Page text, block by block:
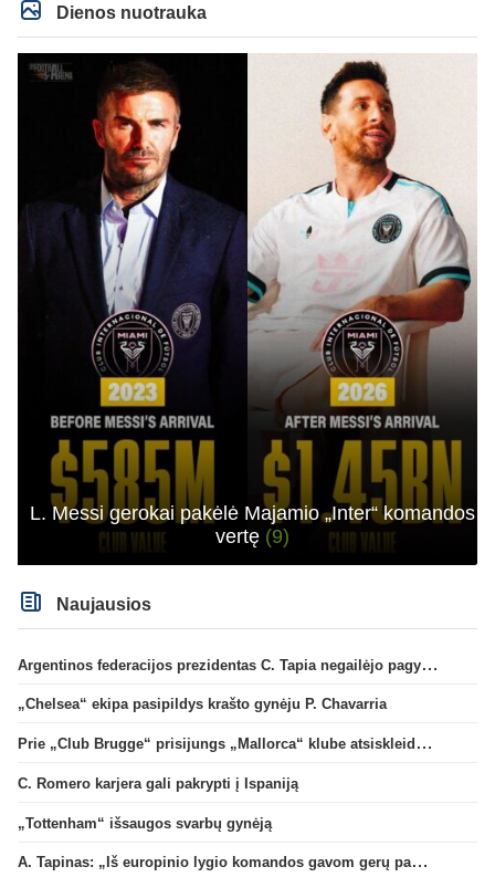
Dienos nuotrauka
L. Messi gerokai pakėlė Majamio „Inter“ komandos
vertę (9)
Naujausios
Argentinos federacijos prezidentas C. Tapia negailėjo pagyrų G. Infantino
„Chelsea“ ekipa pasipildys krašto gynėju P. Chavarria
Prie „Club Brugge“ prisijungs „Mallorca“ klube atsiskleidęs J. Virgili
C. Romero karjera gali pakrypti į Ispaniją
„Tottenham“ išsaugos svarbų gynėją
A. Tapinas: „Iš europinio lygio komandos gavom gerų pamokų“